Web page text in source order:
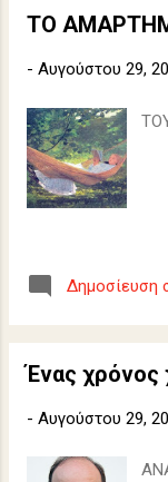
ΤΟ
- Αυγούστου 29,
Δημοσίευση
Ένας χρόνος
- Αυγούστου 29,